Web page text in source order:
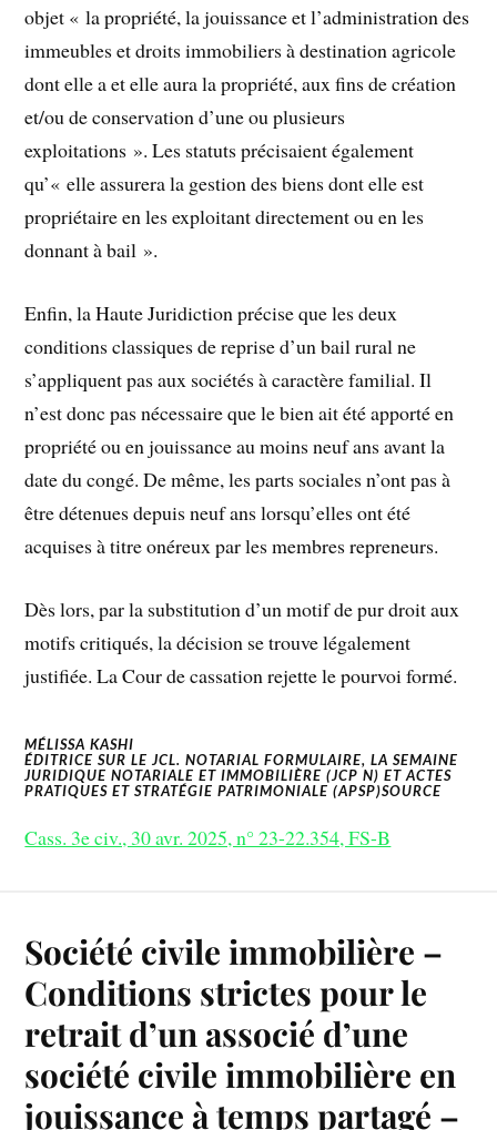
objet « la propriété, la jouissance et l’administration des
immeubles et droits immobiliers à destination agricole
dont elle a et elle aura la propriété, aux fins de création
et/ou de conservation d’une ou plusieurs
exploitations ». Les statuts précisaient également
qu’« elle assurera la gestion des biens dont elle est
propriétaire en les exploitant directement ou en les
donnant à bail ».
Enfin, la Haute Juridiction précise que les deux
conditions classiques de reprise d’un bail rural ne
s’appliquent pas aux sociétés à caractère familial. Il
n’est donc pas nécessaire que le bien ait été apporté en
propriété ou en jouissance au moins neuf ans avant la
date du congé. De même, les parts sociales n’ont pas à
être détenues depuis neuf ans lorsqu’elles ont été
acquises à titre onéreux par les membres repreneurs.
Dès lors, par la substitution d’un motif de pur droit aux
motifs critiqués, la décision se trouve légalement
justifiée. La Cour de cassation rejette le pourvoi formé.
MÉLISSA KASHI
ÉDITRICE SUR LE JCL. NOTARIAL FORMULAIRE, LA SEMAINE
JURIDIQUE NOTARIALE ET IMMOBILIÈRE (JCP N) ET ACTES
PRATIQUES ET STRATÉGIE PATRIMONIALE (APSP)SOURCE
Cass. 3e civ., 30 avr. 2025, n° 23-22.354, FS-B
Société civile immobilière –
Conditions strictes pour le
retrait d’un associé d’une
société civile immobilière en
jouissance à temps partagé –